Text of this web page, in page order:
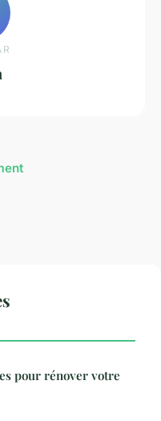
pour rénover votre